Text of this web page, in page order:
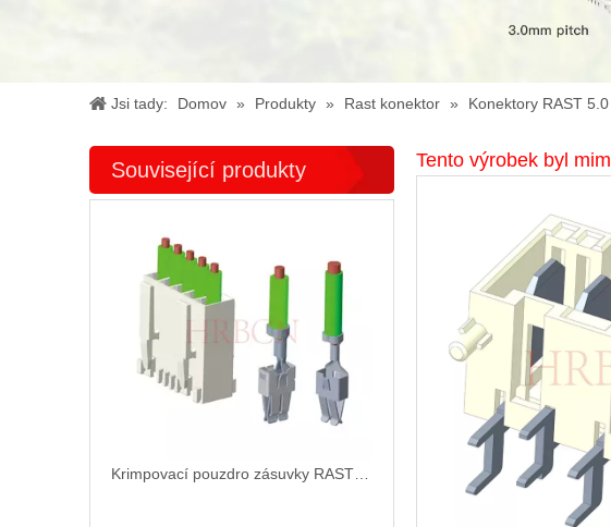
Jsi tady: Domov » Produkty » Rast konektor » Konektory RAST 5.0
Související produkty Tento výrobek byl